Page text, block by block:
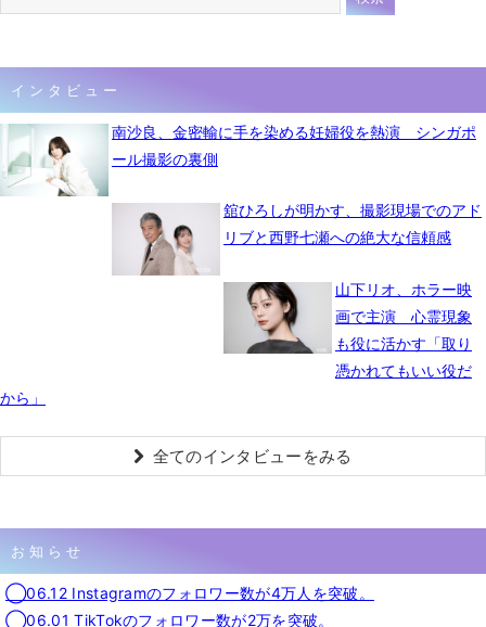
インタビュー
南沙良、金密輸に手を染める妊婦役を熱演 シンガポ
ール撮影の裏側
舘ひろしが明かす、撮影現場でのアド
リブと西野七瀬への絶大な信頼感
山下リオ、ホラー映
画で主演 心霊現象
も役に活かす「取り
憑かれてもいい役だ
から」
全てのインタビューをみる
お知らせ
◯06.12 Instagramのフォロワー数が4万人を突破。
◯06.01 TikTokのフォロワー数が2万を突破。